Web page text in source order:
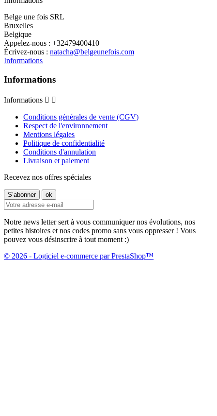
Belge une fois SRL
Bruxelles
Belgique
Appelez-nous : +32479400410
Écrivez-nous : natacha@belgeunefois.com
Informations
Informations
Informations  
Conditions générales de vente (CGV)
Respect de l'environnement
Mentions légales
Politique de confidentialité
Conditions d'annulation
Livraison et paiement
Recevez nos offres spéciales
Notre news letter sert à vous communiquer nos évolutions, nos
petites histoires et nos codes promo sans vous oppresser ! Vous
pouvez vous désinscrire à tout moment :)
© 2026 - Logiciel e-commerce par PrestaShop™